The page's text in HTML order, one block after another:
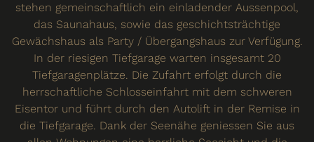
stehen gemeinschaftlich ein einladender Aussenpool,
das Saunahaus, sowie das geschichtsträchtige
Gewächshaus als Party / Übergangshaus zur Verfügung.
In der riesigen Tiefgarage warten insgesamt 20
Tiefgaragenplätze. Die Zufahrt erfolgt durch die
herrschaftliche Schlosseinfahrt mit dem schweren
Eisentor und führt durch den Autolift in der Remise in
die Tiefgarage. Dank der Seenähe geniessen Sie aus